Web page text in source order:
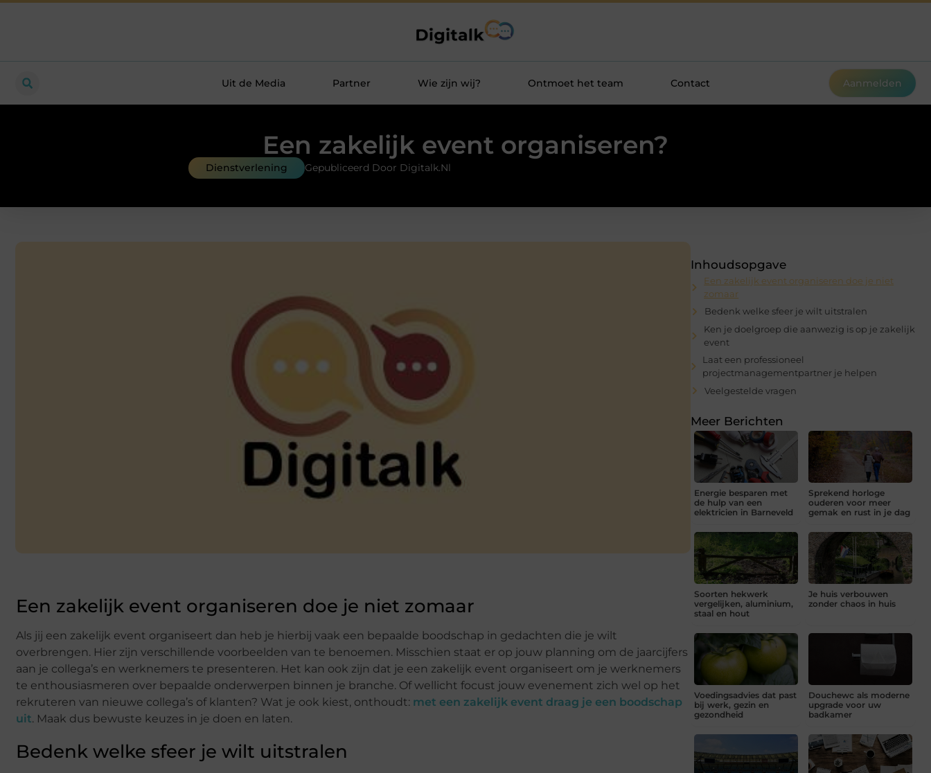
Uit de Media Partner Wie zijn wij? Ontmoet het team Contact Aanmelden
Een zakelijk event organiseren?
Dienstverlening Gepubliceerd Door Digitalk.nl
Een zakelijk event organiseren doe je niet zomaar
Als jij een zakelijk event organiseert dan heb je hierbij vaak een bepaalde boodschap in gedachten die je wilt
overbrengen. Hier zijn verschillende voorbeelden van te benoemen. Misschien staat er op jouw planning om de jaarcijfers
aan je collega’s en werknemers te presenteren. Het kan ook zijn dat je een zakelijk event organiseert om je werknemers
te enthousiasmeren over bepaalde onderwerpen binnen je branche. Of wellicht focust jouw evenement zich wel op het
rekruteren van nieuwe collega’s of klanten? Wat je ook kiest, onthoudt: met een zakelijk event draag je een boodschap
uit. Maak dus bewuste keuzes in je doen en laten.
Bedenk welke sfeer je wilt uitstralen
Inhoudsopgave
Een zakelijk event organiseren doe je niet
zomaar
Bedenk welke sfeer je wilt uitstralen
Ken je doelgroep die aanwezig is op je zakelijk
event
Laat een professioneel
projectmanagementpartner je helpen
Veelgestelde vragen
Meer Berichten
Energie besparen met
de hulp van een
elektricien in Barneveld
Sprekend horloge
ouderen voor meer
gemak en rust in je dag
Soorten hekwerk
vergelijken, aluminium,
staal en hout
Je huis verbouwen
zonder chaos in huis
Voedingsadvies dat past
bij werk, gezin en
gezondheid
Douchewc als moderne
upgrade voor uw
badkamer